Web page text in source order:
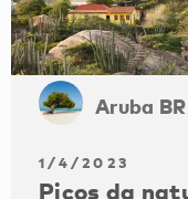
Aruba BR
1/4/2023
Picos da